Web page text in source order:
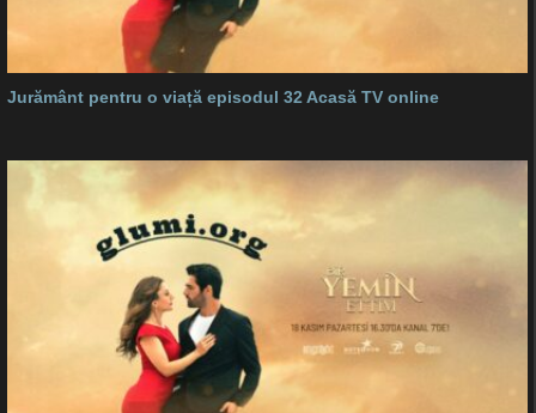
Jurământ pentru o viață episodul 32 Acasă TV online